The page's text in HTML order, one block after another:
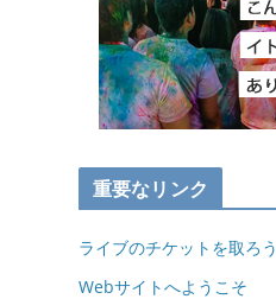
重要なリンク
ライブのチケットを取ろう
Webサイトへようこそ